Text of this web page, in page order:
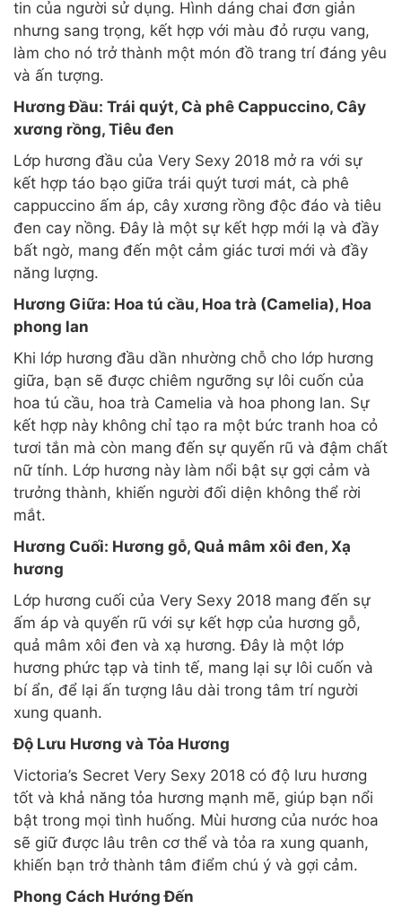
tin của người sử dụng. Hình dáng chai đơn giản
nhưng sang trọng, kết hợp với màu đỏ rượu vang,
làm cho nó trở thành một món đồ trang trí đáng yêu
và ấn tượng.
Hương Đầu: Trái quýt, Cà phê Cappuccino, Cây
xương rồng, Tiêu đen
Lớp hương đầu của Very Sexy 2018 mở ra với sự
kết hợp táo bạo giữa trái quýt tươi mát, cà phê
cappuccino ấm áp, cây xương rồng độc đáo và tiêu
đen cay nồng. Đây là một sự kết hợp mới lạ và đầy
bất ngờ, mang đến một cảm giác tươi mới và đầy
năng lượng.
Hương Giữa: Hoa tú cầu, Hoa trà (Camelia), Hoa
phong lan
Khi lớp hương đầu dần nhường chỗ cho lớp hương
giữa, bạn sẽ được chiêm ngưỡng sự lôi cuốn của
hoa tú cầu, hoa trà Camelia và hoa phong lan. Sự
kết hợp này không chỉ tạo ra một bức tranh hoa cỏ
tươi tắn mà còn mang đến sự quyến rũ và đậm chất
nữ tính. Lớp hương này làm nổi bật sự gợi cảm và
trưởng thành, khiến người đối diện không thể rời
mắt.
Hương Cuối: Hương gỗ, Quả mâm xôi đen, Xạ
hương
Lớp hương cuối của Very Sexy 2018 mang đến sự
ấm áp và quyến rũ với sự kết hợp của hương gỗ,
quả mâm xôi đen và xạ hương. Đây là một lớp
hương phức tạp và tinh tế, mang lại sự lôi cuốn và
bí ẩn, để lại ấn tượng lâu dài trong tâm trí người
xung quanh.
Độ Lưu Hương và Tỏa Hương
Victoria’s Secret Very Sexy 2018 có độ lưu hương
tốt và khả năng tỏa hương mạnh mẽ, giúp bạn nổi
bật trong mọi tình huống. Mùi hương của nước hoa
sẽ giữ được lâu trên cơ thể và tỏa ra xung quanh,
khiến bạn trở thành tâm điểm chú ý và gợi cảm.
Phong Cách Hướng Đến